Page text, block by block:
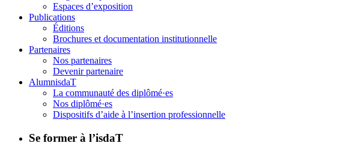
Espaces d’exposition
Publications
Éditions
Brochures et documentation institutionnelle
Partenaires
Nos partenaires
Devenir partenaire
AlumnisdaT
La communauté des diplômé·es
Nos diplômé·es
Dispositifs d’aide à l’insertion professionnelle
Se former à l’isdaT